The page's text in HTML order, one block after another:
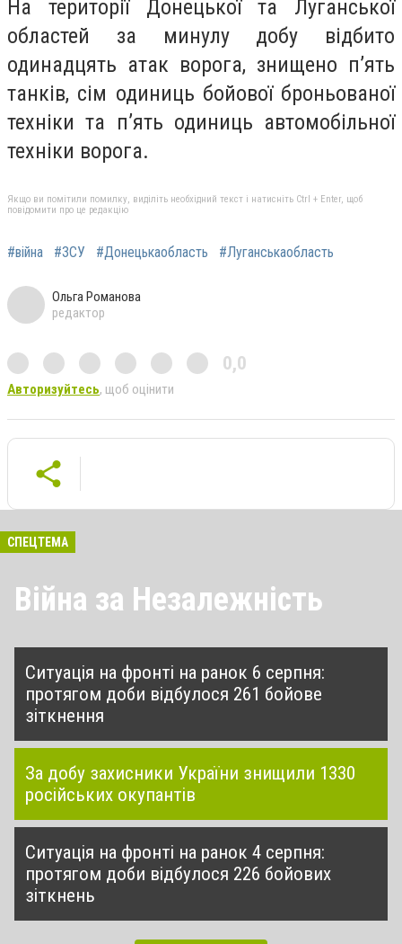
На території Донецької та Луганської
областей за минулу добу відбито
одинадцять атак ворога, знищено п’ять
танків, сім одиниць бойової броньованої
техніки та п’ять одиниць автомобільної
техніки ворога.
Якщо ви помітили помилку, виділіть необхідний текст і натисніть Ctrl + Enter, щоб
повідомити про це редакцію
#війна #ЗСУ #Донецькаобласть #Луганськаобласть
Ольга Романова
редактор
0,0
Авторизуйтесь, щоб оцінити
СПЕЦТЕМА
Війна за Незалежність
Ситуація на фронті на ранок 6 серпня:
протягом доби відбулося 261 бойове
зіткнення
За добу захисники України знищили 1330
російських окупантів
Ситуація на фронті на ранок 4 серпня:
протягом доби відбулося 226 бойових
зіткнень